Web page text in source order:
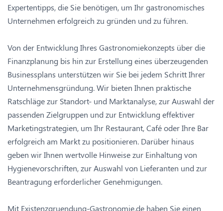
Expertentipps, die Sie benötigen, um Ihr gastronomisches
Unternehmen erfolgreich zu gründen und zu führen.
Von der Entwicklung Ihres Gastronomiekonzepts über die
Finanzplanung bis hin zur Erstellung eines überzeugenden
Businessplans unterstützen wir Sie bei jedem Schritt Ihrer
Unternehmensgründung. Wir bieten Ihnen praktische
Ratschläge zur Standort- und Marktanalyse, zur Auswahl der
passenden Zielgruppen und zur Entwicklung effektiver
Marketingstrategien, um Ihr Restaurant, Café oder Ihre Bar
erfolgreich am Markt zu positionieren. Darüber hinaus
geben wir Ihnen wertvolle Hinweise zur Einhaltung von
Hygienevorschriften, zur Auswahl von Lieferanten und zur
Beantragung erforderlicher Genehmigungen.
Mit Existenzgruendung-Gastronomie.de haben Sie einen